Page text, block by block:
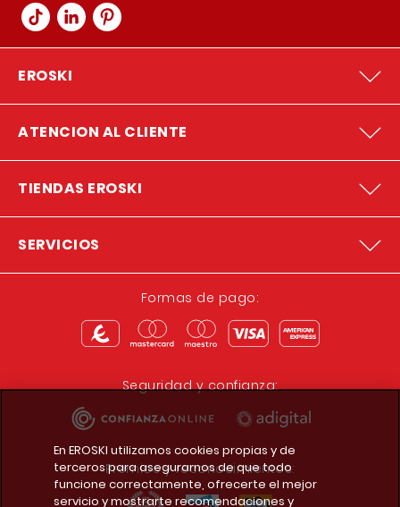
EROSKI
ATENCION AL CLIENTE
TIENDAS EROSKI
SERVICIOS
Formas de pago:
Seguridad y confianza:
Premios y reconocimientos:
En EROSKI utilizamos cookies propias y de
terceros para asegurarnos de que todo
funcione correctamente, ofrecerte el mejor
servicio y mostrarte recomendaciones y